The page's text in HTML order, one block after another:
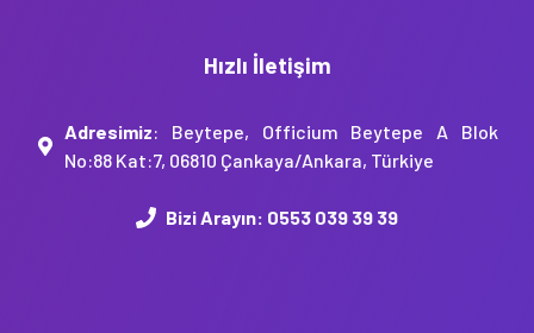
Hızlı İletişim
Adresimiz: Beytepe, Officium Beytepe A Blok
No:88 Kat:7, 06810 Çankaya/Ankara, Türkiye
Bizi Arayın: 0553 039 39 39